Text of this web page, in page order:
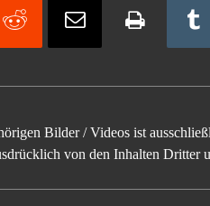
Bilder / Videos ist
von den Inhalten Dritter